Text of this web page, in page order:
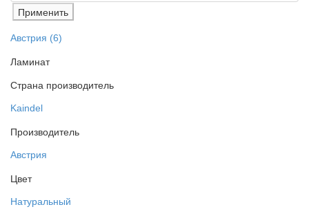
Австрия (6)
Ламинат
Страна производитель
Kaindel
Производитель
Австрия
Цвет
Натуральный